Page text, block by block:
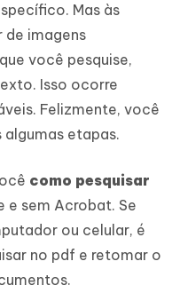
Mas às
de imagens
você pesquise,
Isso ocorre
Felizmente, você
etapas.
como pesquisar
e sem Acrobat. Se
ou celular, é
no pdf e retomar o